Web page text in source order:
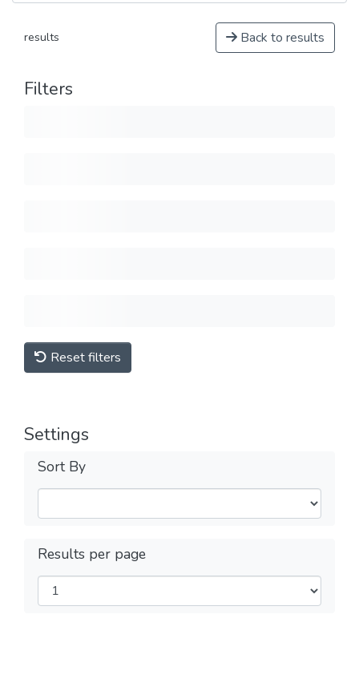
results Back to results
Filters
Reset filters
Settings
Sort By
Results per page